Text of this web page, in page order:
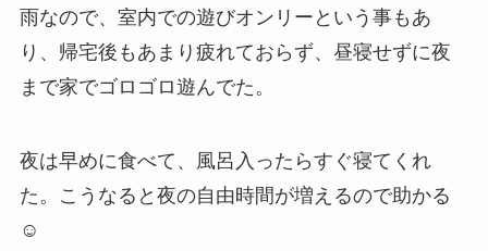
雨なので、室内での遊びオンリーという事もあ
り、帰宅後もあまり疲れておらず、昼寝せずに夜
まで家でゴロゴロ遊んでた。
夜は早めに食べて、風呂入ったらすぐ寝てくれ
た。こうなると夜の自由時間が増えるので助かる
☺️